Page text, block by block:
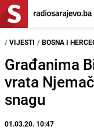
/ VIJESTI / BOSNA I
Građanima
vrata
snagu
01.03.20. 10:47